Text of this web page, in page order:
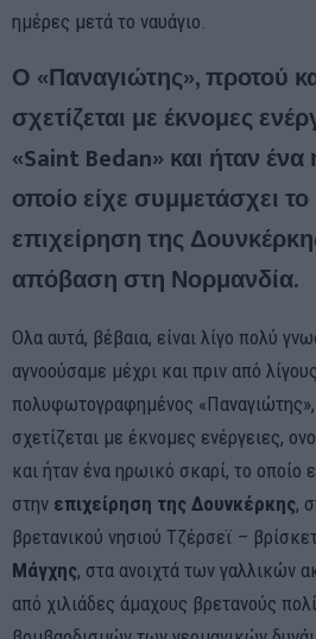
ημέρες μετά το ναυάγιο.
Ο «Παναγιώτης», προτού
σχετίζεται με έκνομες
«Saint Bedan» και ήταν
οποίο είχε συμμετάσχει
επιχείρηση της
απόβαση στη Νορμανδία.
Ολα αυτά, βέβαια, είναι λίγο πολύ
αγνοούσαμε μέχρι και πριν από
πολυφωτογραφημένος «Παναγιώτης»,
σχετίζεται με έκνομες ενέργειες,
και ήταν ένα ηρωικό σκαρί, το οποίο
στην επιχείρηση της Δουνκέρκης,
βρετανικού νησιού Τζέρσεϊ –
Μάγχης, στα ανοιχτά των γαλλικών
από χιλιάδες άμαχους βρετανούς